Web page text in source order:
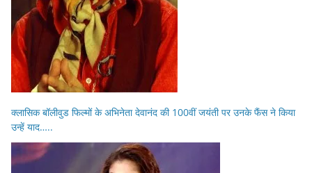
क्लासिक बॉलीवुड फिल्मों के अभिनेता देवानंद की 100वीं जयंती पर उनके फैंस ने किया
उन्हें याद…..